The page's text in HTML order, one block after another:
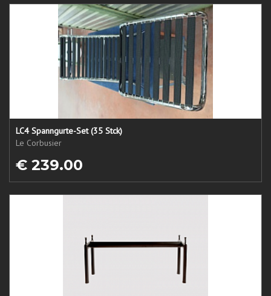
LC4 Spanngurte-Set (35 Stck)
Le Corbusier
€ 239.00